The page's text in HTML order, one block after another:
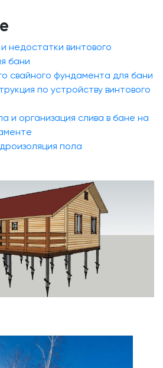
недостатки винтового
бани
свайного фундамента для бани
по устройству винтового
и организация слива в бане на
пола